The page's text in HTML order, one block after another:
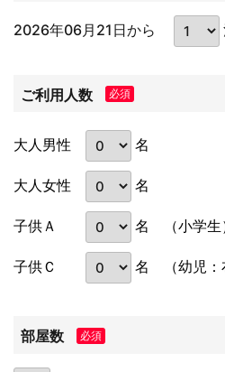
2026年06月21日から
ご利用人数 必須
大人男性 名
大人女性 名
子供Ａ 名 （小学生
子供Ｃ 名 （幼児：
部屋数 必須